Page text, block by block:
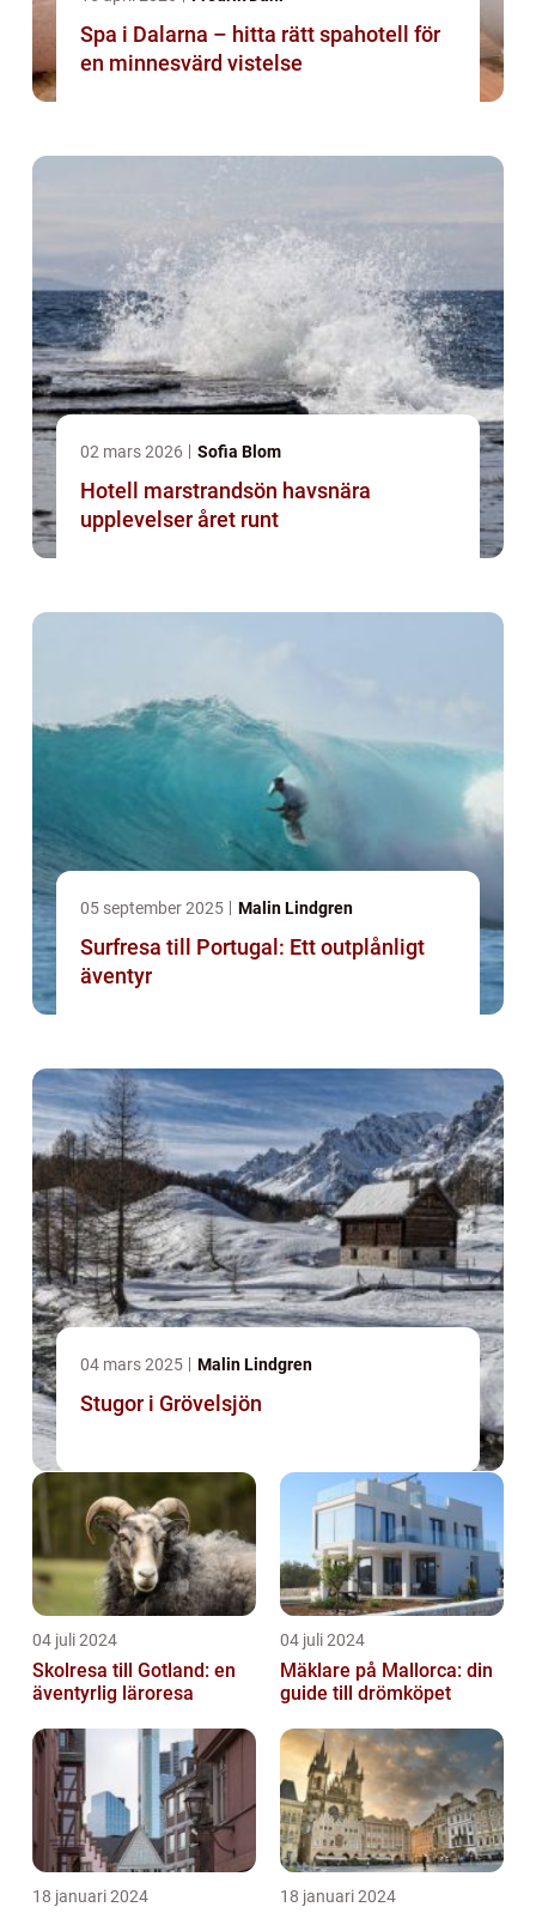
Spa i Dalarna – hitta rätt spahotell för
en minnesvärd vistelse
02 mars 2026 Sofia Blom
Hotell marstrandsön havsnära
upplevelser året runt
05 september 2025 Malin Lindgren
Surfresa till Portugal: Ett outplånligt
äventyr
04 mars 2025 Malin Lindgren
Stugor i Grövelsjön
04 juli 2024
Skolresa till Gotland: en
äventyrlig läroresa
04 juli 2024
Mäklare på Mallorca: din
guide till drömköpet
18 januari 2024 18 januari 2024